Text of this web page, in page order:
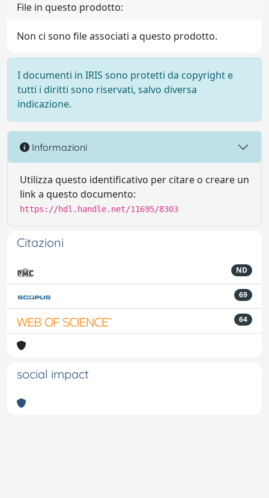
File in questo prodotto:
Non ci sono file associati a questo prodotto.
I documenti in IRIS sono protetti da copyright e
tutti i diritti sono riservati, salvo diversa
indicazione.
Informazioni
Utilizza questo identificativo per citare o creare un
link a questo documento:
https://hdl.handle.net/11695/8303
Citazioni
ND
69
64
social impact